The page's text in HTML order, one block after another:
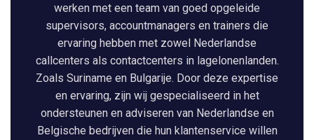
werken met een team van goed opgeleide
supervisors, accountmanagers en trainers die
ervaring hebben met zowel Nederlandse
callcenters als contactcenters in lagelonenlanden.
Zoals Suriname en Bulgarije. Door deze expertise
en ervaring, zijn wij gespecialiseerd in het
ondersteunen en adviseren van Nederlandse en
Belgische bedrijven die hun klantenservice willen